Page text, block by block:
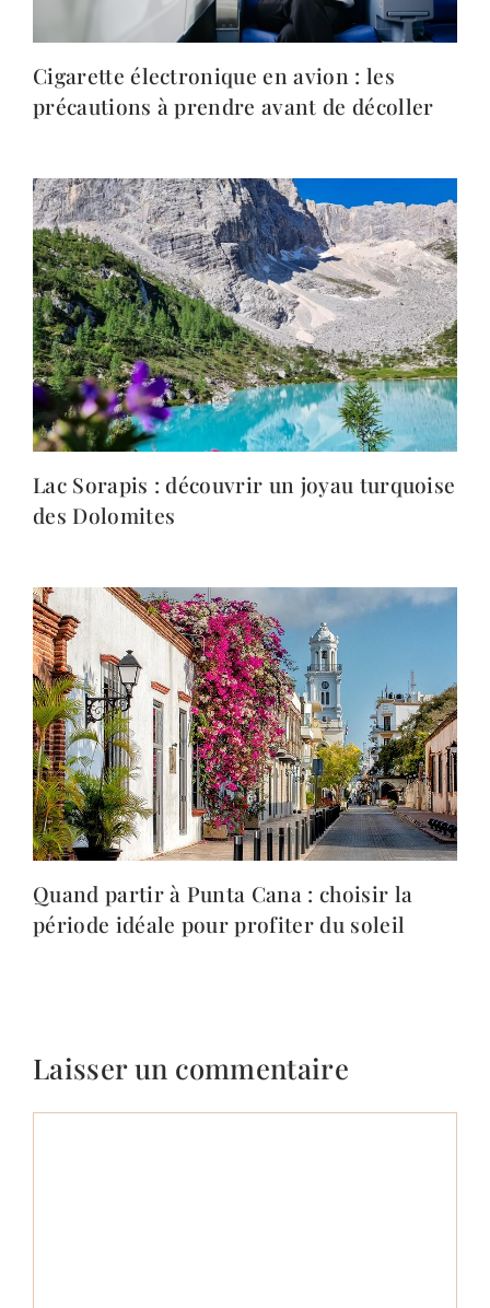
Cigarette électronique en avion : les
précautions à prendre avant de décoller
Lac Sorapis : découvrir un joyau turquoise
des Dolomites
Quand partir à Punta Cana : choisir la
période idéale pour profiter du soleil
Laisser un commentaire